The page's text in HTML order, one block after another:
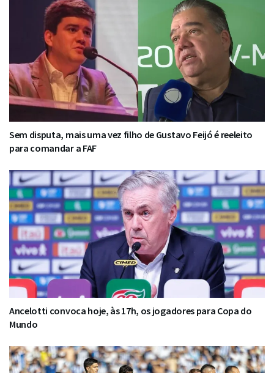
Sem disputa, mais uma vez filho de Gustavo Feijó é reeleito
para comandar a FAF
Ancelotti convoca hoje, às 17h, os jogadores para Copa do
Mundo